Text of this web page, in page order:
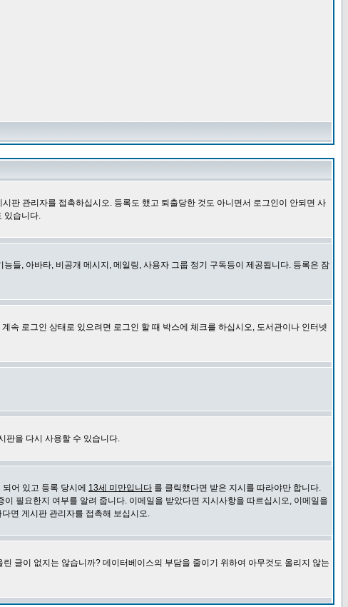
판 관리자를 접촉하십시오. 등록도 했고 퇴출당한 것도 아니면서 로그인이 안되면 사
있습니다.
들, 아바타, 비공개 메시지, 메일링, 사용자 그룹 정기 구독등이 제공됩니다. 등록은 잠
속 로그인 상태로 있으려면 로그인 할 때 박스에 체크를 하십시오, 도서관이나 인터넷
판을 다시 사용할 수 있습니다.
어 있고 등록 당시에 13세 미만입니다 를 클릭했다면 받은 지시를 따라야만 합니다.
필요한지 여부를 알려 줍니다. 이메일을 받았다면 지시사항을 따르십시오, 이메일을
면 게시판 관리자를 접촉해 보십시오.
글이 없지는 않습니까? 데이터베이스의 부담을 줄이기 위하여 아무것도 올리지 않는